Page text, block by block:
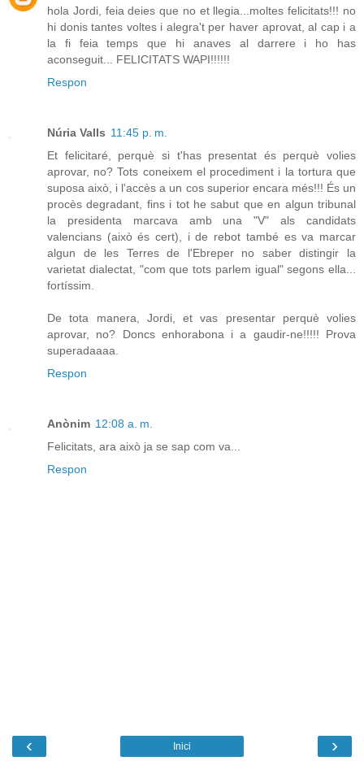
hola Jordi, feia deies que no et llegia...moltes felicitats!!! no
hi donis tantes voltes i alegra't per haver aprovat, al cap i a
la fi feia temps que hi anaves al darrere i ho has
aconseguit... FELICITATS WAPI!!!!!!
Respon
Núria Valls 11:45 p. m.
Et felicitaré, perquè si t'has presentat és perquè volies
aprovar, no? Tots coneixem el procediment i la tortura que
suposa això, i l'accès a un cos superior encara més!!! És un
procès degradant, fins i tot he sabut que en algun tribunal
la presidenta marcava amb una "V" als candidats
valencians (això és cert), i de rebot també es va marcar
algun de les Terres de l'Ebreper no saber distingir la
varietat dialectat, "com que tots parlem igual" segons ella...
fortíssim.
De tota manera, Jordi, et vas presentar perquè volies
aprovar, no? Doncs enhorabona i a gaudir-ne!!!!! Prova
superadaaaa.
Respon
Anònim 12:08 a. m.
Felicitats, ara això ja se sap com va...
Respon
‹ ›
Inici